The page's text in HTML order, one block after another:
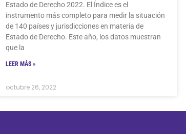
Estado de Derecho 2022. El Índice es el
instrumento más completo para medir la situación
de 140 países y jurisdicciones en materia de
Estado de Derecho. Este año, los datos muestran
que la
LEER MÁS »
octubre 26, 2022